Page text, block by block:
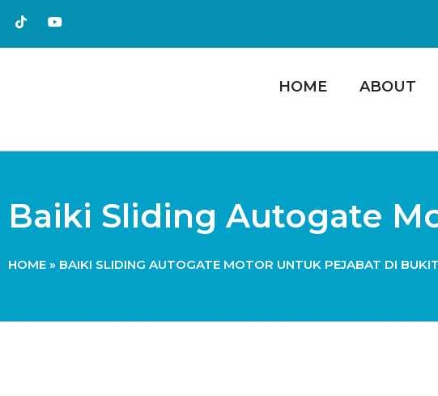
HOME ABOUT
Baiki Sliding Autogate
HOME » BAIKI SLIDING AUTOGATE MOTOR UNTUK PEJABAT DI